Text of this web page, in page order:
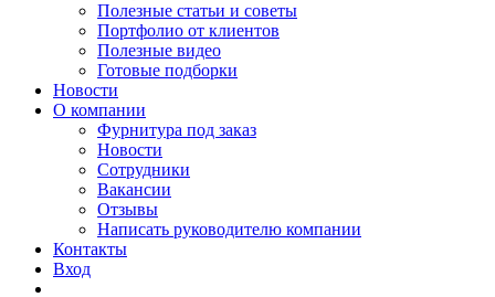
Полезные статьи и советы
Портфолио от клиентов
Полезные видео
Готовые подборки
Новости
О компании
Фурнитура под заказ
Новости
Сотрудники
Вакансии
Отзывы
Написать руководителю компании
Контакты
Вход